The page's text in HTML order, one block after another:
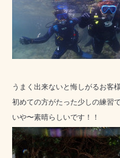
うまく出来ないと悔しがるお客
初めての方がたった少しの練習
いや〜素晴らしいです！！